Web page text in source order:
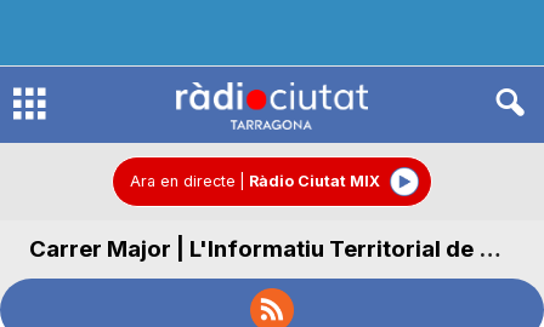
R
d
Ara en directe Ràdio Ciutat MIX
Carrer Major | L'Informatiu Territorial de Carrer Major